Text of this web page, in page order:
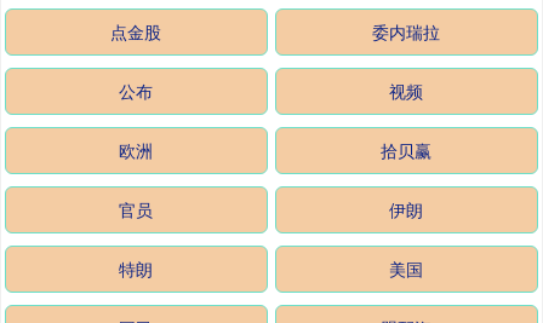
点金股 委内瑞拉
公布 视频
欧洲 拾贝赢
官员 伊朗
特朗 美国